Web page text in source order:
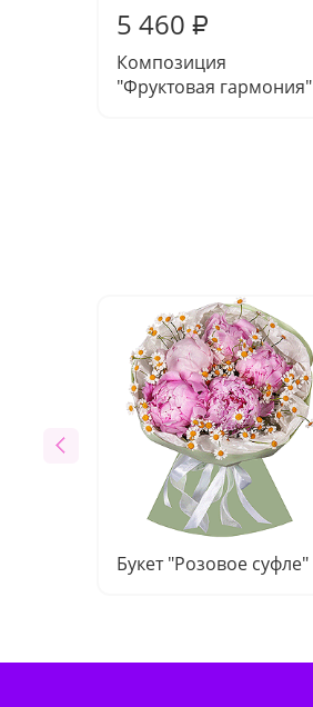
5 460 ₽
Композиция
"Фруктовая гармония"
Букет "Розовое суфле"